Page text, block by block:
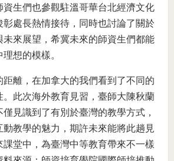
資生們也參觀駐溫哥華台北經濟文化
彰處長熱情接待，同時也討論了關於
未來展望，希冀未來的師資生們都能
想的模樣。
距離，在加拿大的我們看到了不同的
。此次海外教育見習，臺師大陳秋蘭
見識到了有別於臺灣的教學方式，
動教學的魅力，期許未來能將此趟見
課堂中，為臺灣中等教育帶來不一樣